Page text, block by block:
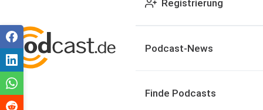
Registrierung
Podcast-News
Finde Podcasts